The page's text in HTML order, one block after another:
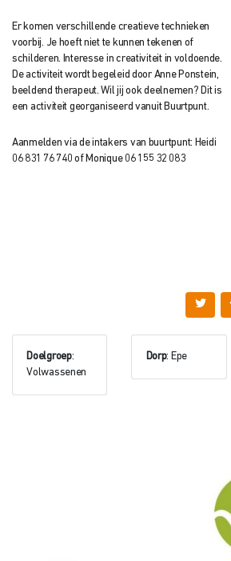
Er komen verschillende creatieve technieken
voorbij. Je hoeft niet te kunnen tekenen of
schilderen. Interesse in creativiteit in voldoende.
De activiteit wordt begeleid door Anne Ponstein,
beeldend therapeut. Wil jij ook deelnemen? Dit is
een activiteit georganiseerd vanuit Buurtpunt.
Aanmelden via de intakers van buurtpunt: Heidi
06 831 76 740 of Monique 06 155 32 083
Doelgroep:
Volwassenen
Dorp: Epe